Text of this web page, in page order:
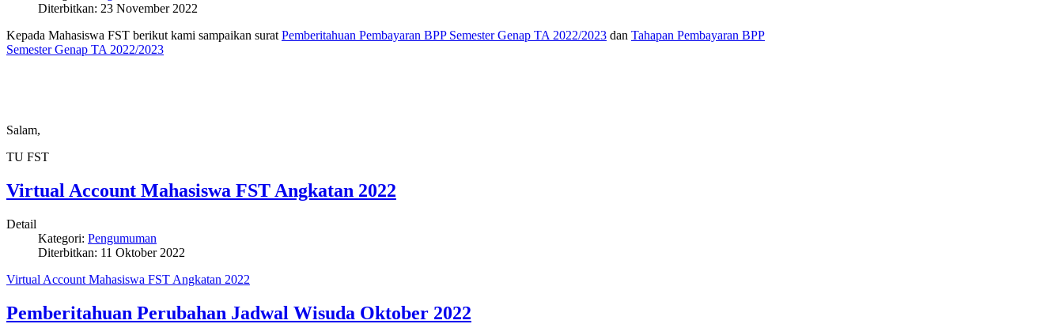
Diterbitkan: 23 November 2022
Kepada Mahasiswa FST berikut kami sampaikan surat Pemberitahuan Pembayaran BPP Semester Genap TA 2022/2023 dan Tahapan Pembayaran BPP
Semester Genap TA 2022/2023
Salam,
TU FST
Virtual Account Mahasiswa FST Angkatan 2022
Detail
Kategori: Pengumuman
Diterbitkan: 11 Oktober 2022
Virtual Account Mahasiswa FST Angkatan 2022
Pemberitahuan Perubahan Jadwal Wisuda Oktober 2022